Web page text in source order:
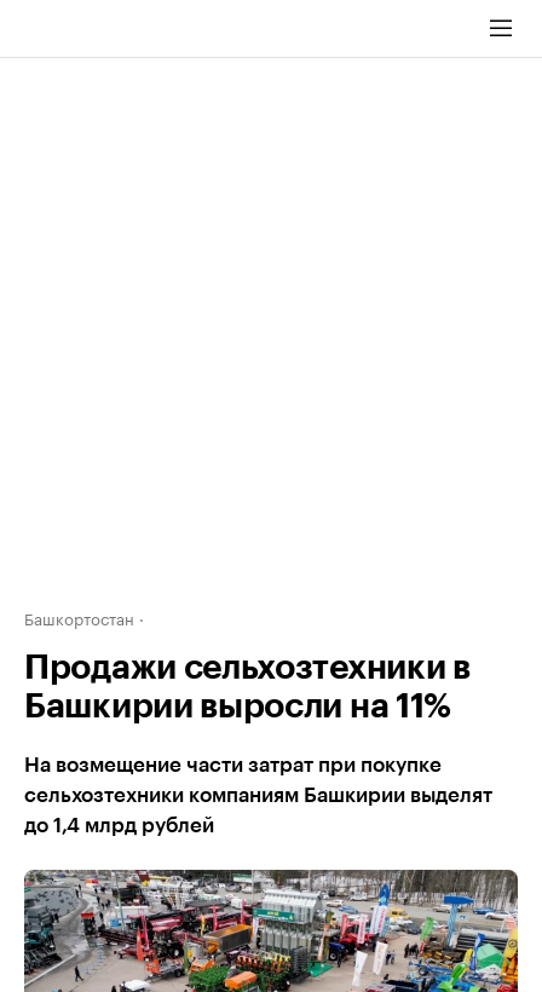
Башкортостан
Продажи сельхозтехники в
Башкирии выросли на 11%
На возмещение части затрат при покупке
сельхозтехники компаниям Башкирии выделят
до 1,4 млрд рублей